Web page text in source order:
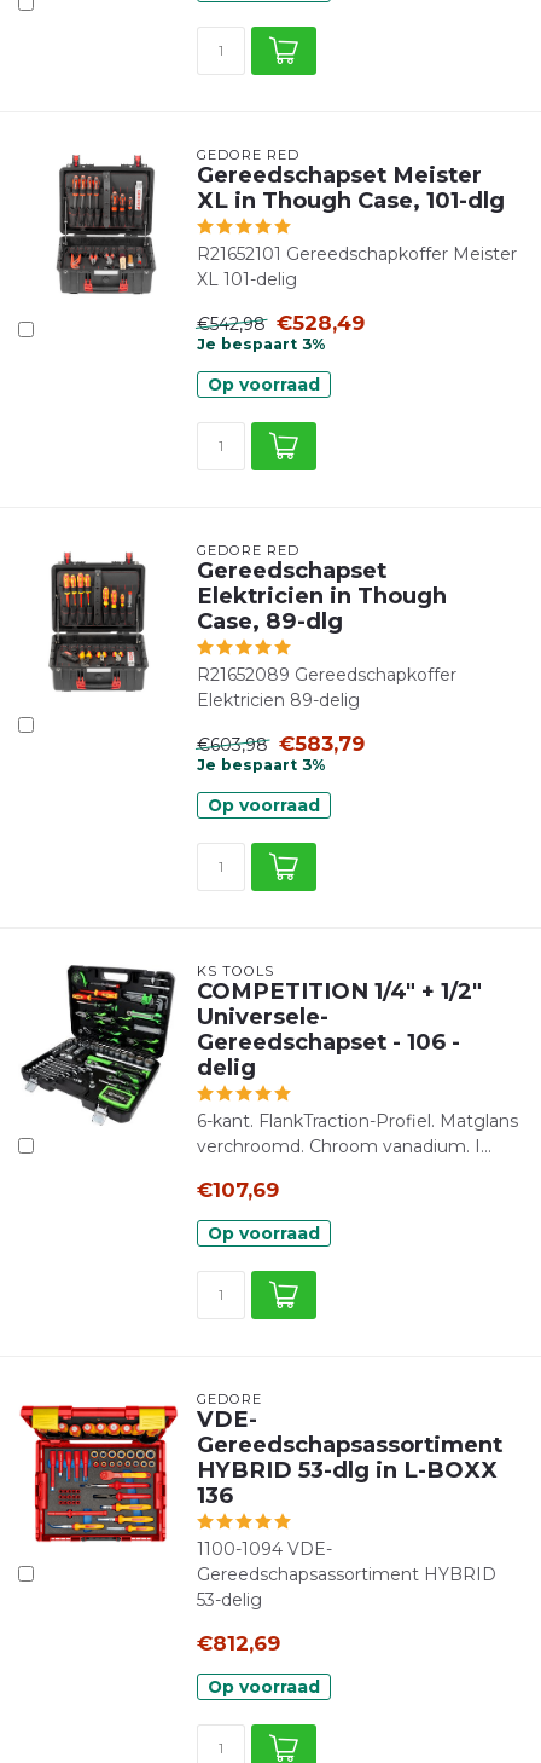
GEDORE RED
Gereedschapset Meister
XL in Though Case, 101-dlg
R21652101 Gereedschapkoffer Meister
XL 101-delig
€542,98 €528,49
Je bespaart 3%
Op voorraad
GEDORE RED
Gereedschapset
Elektricien in Though
Case, 89-dlg
R21652089 Gereedschapkoffer
Elektricien 89-delig
€603,98 €583,79
Je bespaart 3%
Op voorraad
KS TOOLS
COMPETITION 1/4" + 1/2"
Universele-
Gereedschapset - 106 -
delig
6-kant. FlankTraction-Profiel. Matglans
verchroomd. Chroom vanadium. I...
€107,69
Op voorraad
GEDORE
VDE-
Gereedschapsassortiment
HYBRID 53-dlg in L-BOXX
136
1100-1094 VDE-
Gereedschapsassortiment HYBRID
53-delig
€812,69
Op voorraad